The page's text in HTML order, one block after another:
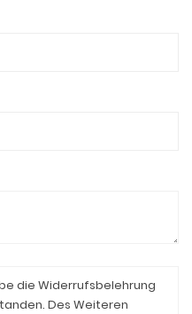
die Widerrufsbelehrung
Des Weiteren